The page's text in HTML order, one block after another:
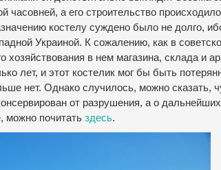
а его строительство
костелу суждено было не долго,
Украиной. К сожалению, как в
хозяйствования в нем магазина, склада и
лет, и этот костелик мог бы быть
нет. Однако случилось, можно сказать,
от разрушения, а о
можно почитать здесь.